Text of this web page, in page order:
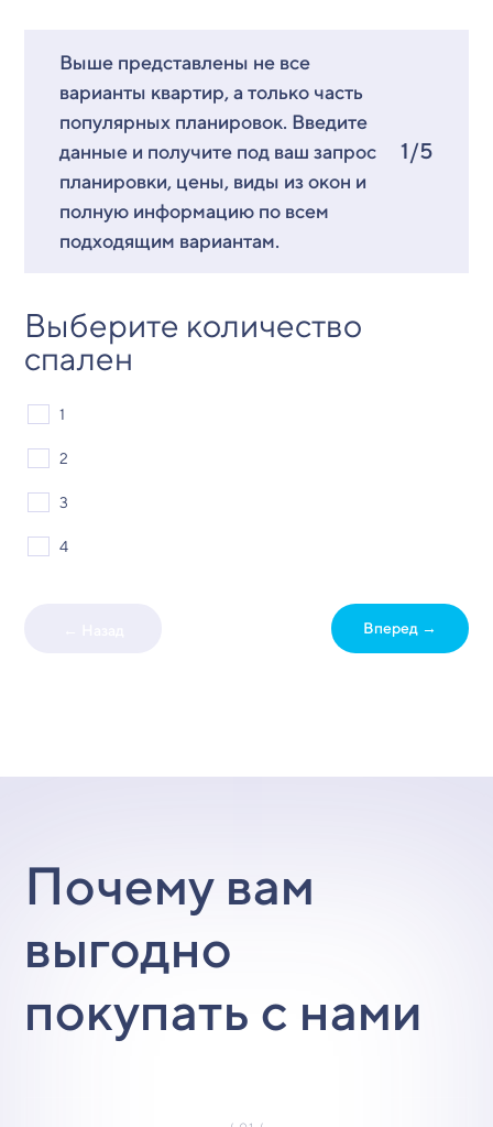
Выше представлены не все
варианты квартир, а только часть
популярных планировок. Введите
данные и получите под ваш запрос
планировки, цены, виды из окон и
полную информацию по всем
подходящим вариантам.
1/5
Выберите количество
спален
1
2
3
4
Вперед →
Почему вам
выгодно
покупать с нами